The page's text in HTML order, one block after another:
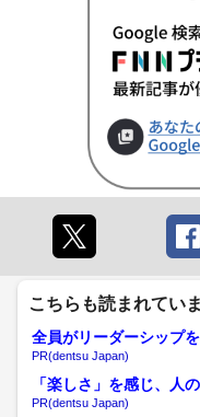
こちらも読まれてい
全員がリーダーシップ
る
PR(dentsu Japan)
「楽しさ」を感じ、人
る
PR(dentsu Japan)